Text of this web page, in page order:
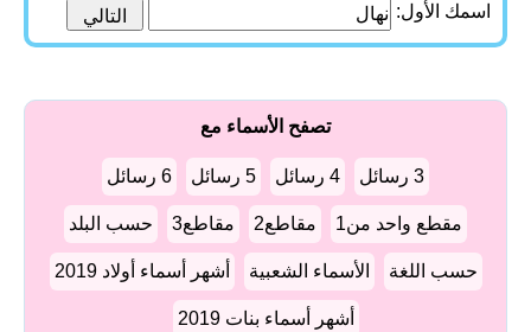
اسمك الأول:
تصفح الأسماء مع
3 رسائل 4 رسائل 5 رسائل 6 رسائل
مقطع واحد من1 مقاطع2 مقاطع3 حسب البلد
حسب اللغة الأسماء الشعبية أشهر أسماء أولاد 2019
أشهر أسماء بنات 2019